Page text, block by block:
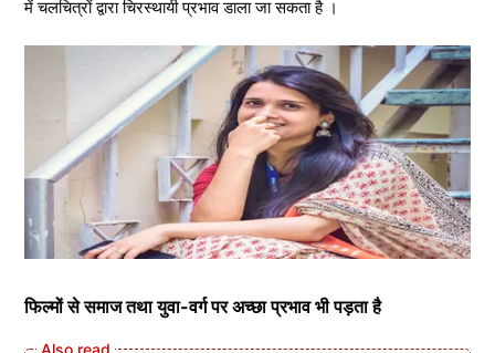
में चलचित्रों द्वारा चिरस्थायी प्रभाव डाला जा सकता है ।
फिल्मों से समाज तथा युवा-वर्ग पर अच्छा प्रभाव भी पड़ता है